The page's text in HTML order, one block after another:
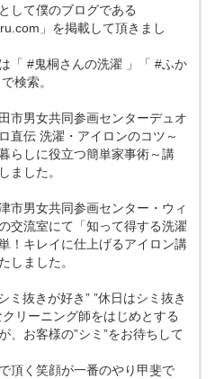
して僕のブログである
」を掲載して頂きまし
「 #鬼桐さんの洗濯 」「 #ふか
検索。
市男女共同参画センターデュオ
直伝 洗濯・アイロンのコツ～
らしに役立つ簡単家事術～講
ました。
市男女共同参画センター・ウィ
交流室にて「知って得する洗濯
！キレイに仕上げるアイロン講
しました。
ミ抜きが好き” ”休日はシミ抜き
リーニング師をはじめとする
、お客様の”シミ”をお待ちして
頂く笑顔が一番のやり甲斐で